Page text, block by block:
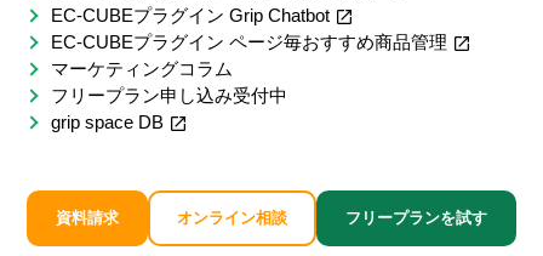
EC-CUBEプラグイン Grip Chatbot
EC-CUBEプラグイン ページ毎おすすめ商品管理
マーケティングコラム
フリープラン申し込み受付中
grip space DB
資料請求 オンライン相談 フリープランを試す